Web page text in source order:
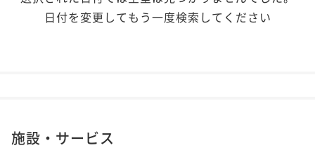
日付を変更してもう一度検索してください
施設・サービス